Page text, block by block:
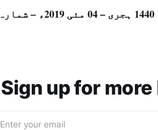
Sign up for
Enter your email